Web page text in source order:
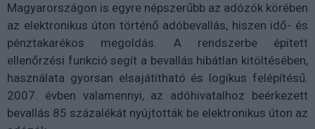
Magyarországon is egyre népszerűbb az adózók körében
az elektronikus úton történő adóbevallás, hiszen idő- és
pénztakarékos megoldás. A rendszerbe épített
ellenőrzési funkció segít a bevallás hibátlan kitöltésében,
használata gyorsan elsajátítható és logikus felépítésű.
2007. évben valamennyi, az adóhivatalhoz beérkezett
bevallás 85 százalékát nyújtották be elektronikus úton az